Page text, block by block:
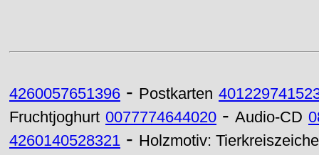
4260057651396 - Postkarten
Fruchtjoghurt 0077774644020 - Audio-CD
4260140528321 - Holzmotiv: